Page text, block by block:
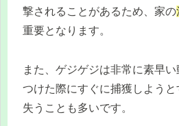
撃されることがあるため、家の
重要となります。
また、ゲジゲジは非常に素早
つけた際にすぐに捕獲しよう
失うことも多いです。